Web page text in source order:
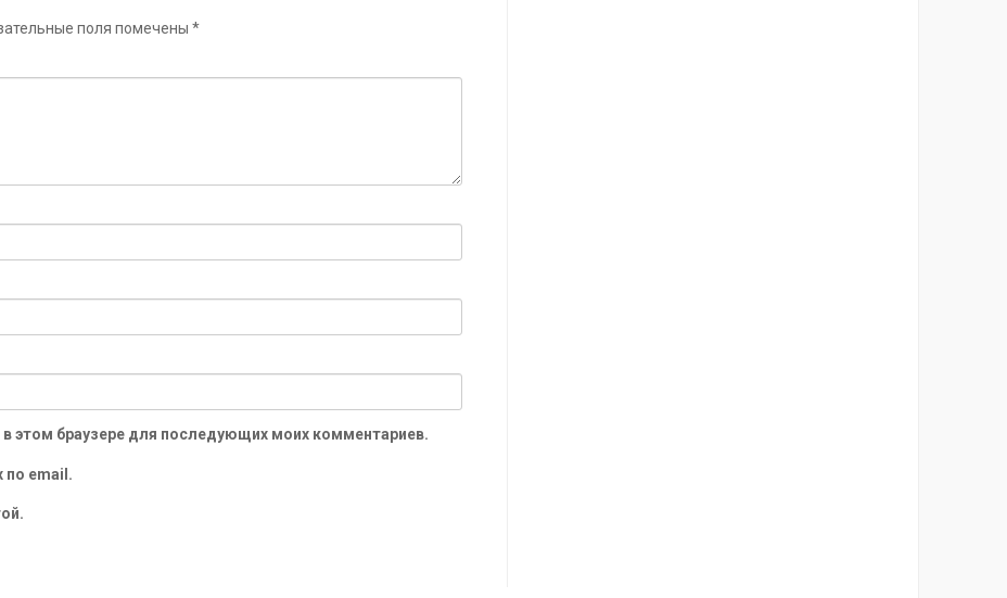
поля помечены *
этом браузере для последующих моих комментариев.
по email.